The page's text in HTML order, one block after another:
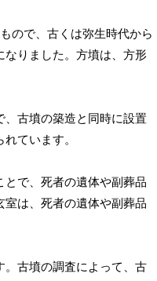
ので、古くは弥生時代から
なりました。方墳は、方形
、古墳の築造と同時に設置
ています。
で、死者の遺体や副葬品
は、死者の遺体や副葬品
。古墳の調査によって、古